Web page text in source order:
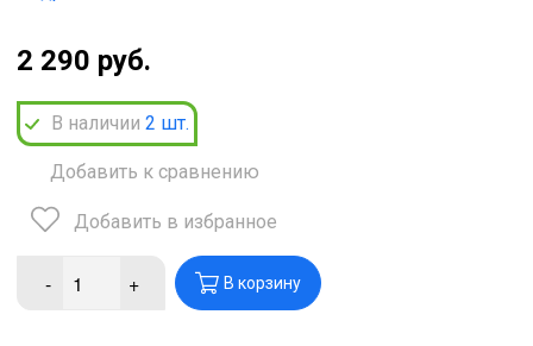
2 290 руб.
В наличии 2 шт.
Добавить к сравнению
Добавить в избранное
- + В корзину